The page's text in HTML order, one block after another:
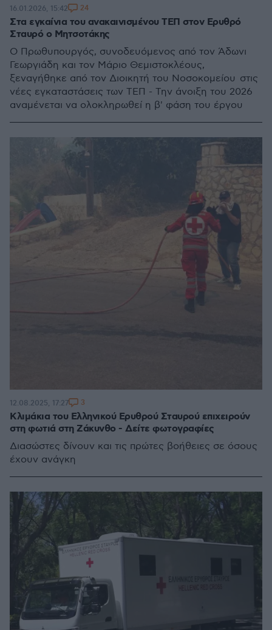
Στα εγκαίνια του ανακαινισμένου ΤΕΠ στον Ερυθρό
Σταυρό ο Μητσοτάκης
Ο Πρωθυπουργός, συνοδευόμενος από τον Άδωνι
Γεωργιάδη και τον Μάριο Θεμιστοκλέους,
ξεναγήθηκε από τον Διοικητή του Νοσοκομείου στις
νέες εγκαταστάσεις των ΤΕΠ - Την άνοιξη του 2026
αναμένεται να ολοκληρωθεί η β' φάση του έργου
16.01.2026, 15:42 24
Κλιμάκια του Ελληνικού Ερυθρού Σταυρού επιχειρούν
στη φωτιά στη Ζάκυνθο - Δείτε φωτογραφίες
Διασώστες δίνουν και τις πρώτες βοήθειες σε όσους
έχουν ανάγκη
12.08.2025, 17:27 3